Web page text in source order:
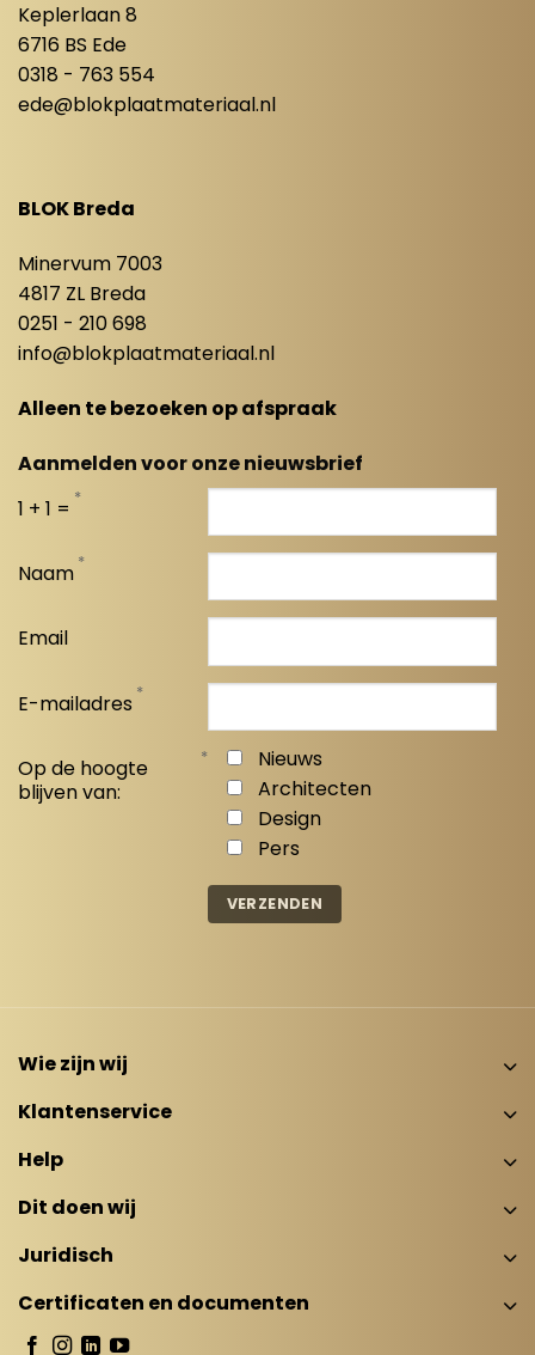
Keplerlaan 8
6716 BS Ede
0318 - 763 554
ede@blokplaatmateriaal.nl
BLOK Breda
Minervum 7003
4817 ZL Breda
0251 - 210 698
info@blokplaatmateriaal.nl
Alleen te bezoeken op afspraak
Aanmelden voor onze nieuwsbrief
1 + 1 = *
Naam *
Email
E-mailadres *
Op de hoogte
blijven van:
*
Nieuws
Architecten
Design
Pers
Wie zijn wij
Klantenservice
Help
Dit doen wij
Juridisch
Certificaten en documenten